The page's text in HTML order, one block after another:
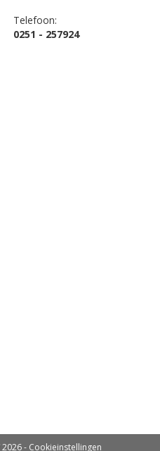
Telefoon:
0251 - 257924
- Cookieinstellingen